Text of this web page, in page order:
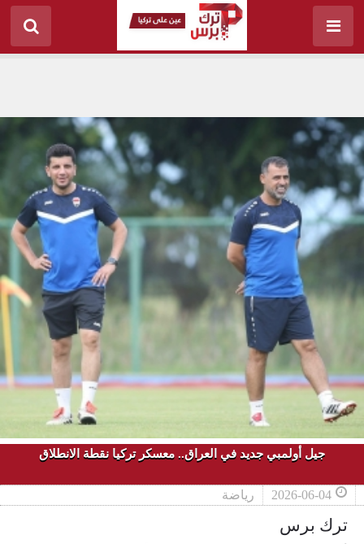
جيل أولمبي جديد في العراق.. معسكر تركيا نقطة الانطلاق
2026-06-04 رياضة
ترك برس